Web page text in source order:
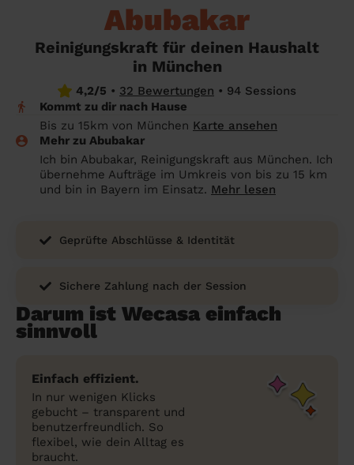
Abubakar
Reinigungskraft für deinen Haushalt
in München
4,2/5 • 32 Bewertungen • 94 Sessions
Kommt zu dir nach Hause
Bis zu 15km von München Karte ansehen
Mehr zu Abubakar
Ich bin Abubakar, Reinigungskraft aus München. Ich
übernehme Aufträge im Umkreis von bis zu 15 km
und bin in Bayern im Einsatz. Mehr lesen
Geprüfte Abschlüsse & Identität
Sichere Zahlung nach der Session
Darum ist Wecasa einfach
sinnvoll
Einfach effizient.
In nur wenigen Klicks
gebucht – transparent und
benutzerfreundlich. So
flexibel, wie dein Alltag es
braucht.
Überall in Deutschland
Städte
Wuppertal
Oberhausen
Hagen
Hamm
Die Regionen
Unsere Artikel haushaltshilfe
Endreinigung Ferienwohnung: Was du
wissen solltest
Haushaltshilfe anmelden: Lohnt es sich?
Putzfrau Stundenlohn 2026: Was kostet
eine Reinigungskraft wirklich?
Was verdient eine Putzfrau schwarz -
Kosten, Risiken und warum sich legale